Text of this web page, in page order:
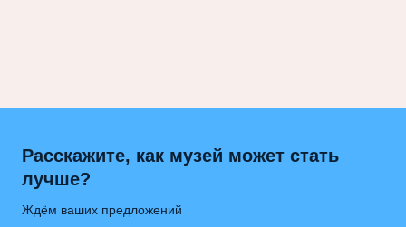
Расскажите, как музей может стать
лучше?
Ждём ваших предложений